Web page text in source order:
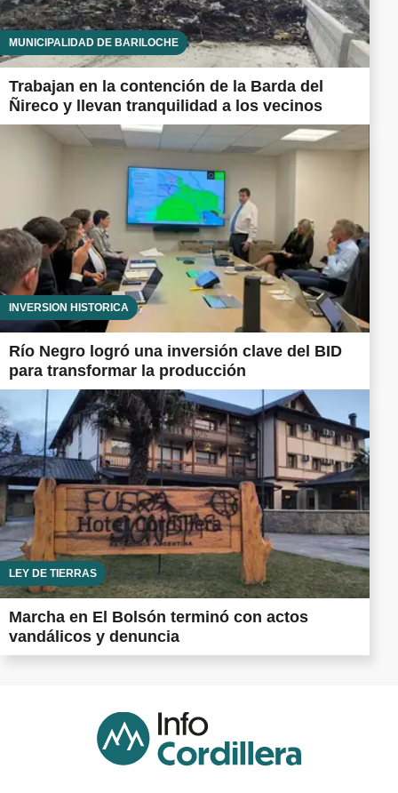
MUNICIPALIDAD DE BARILOCHE
Trabajan en la contención de la Barda del
Ñireco y llevan tranquilidad a los vecinos
INVERSIÓN HISTÓRICA
Río Negro logró una inversión clave del BID
para transformar la producción
LEY DE TIERRAS
Marcha en El Bolsón terminó con actos
vandálicos y denuncia